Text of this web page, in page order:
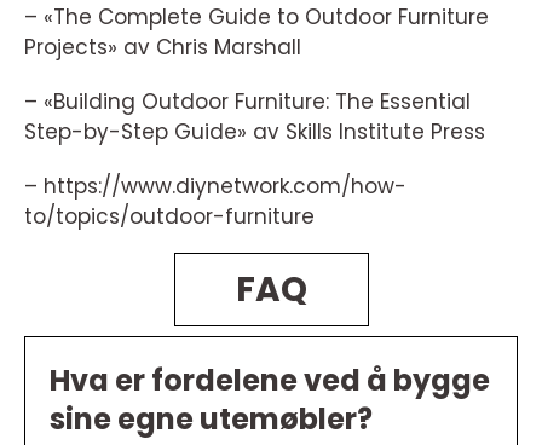
– «The Complete Guide to Outdoor Furniture
Projects» av Chris Marshall
– «Building Outdoor Furniture: The Essential
Step-by-Step Guide» av Skills Institute Press
– https://www.diynetwork.com/how-
to/topics/outdoor-furniture
FAQ
Hva er fordelene ved å bygge
sine egne utemøbler?